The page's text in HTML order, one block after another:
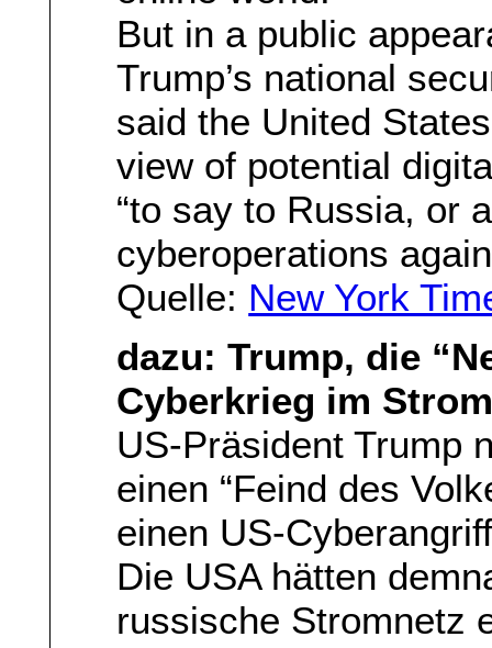
But in a public
Trump’s national
said the United
view of potential
“to say to Russia, or
cyberoperations
Quelle: New York
dazu: Trump, die
Cyberkrieg im
US-Präsident Trump
einen “Feind des
einen US-
Die USA hätten
russische Stromnetz